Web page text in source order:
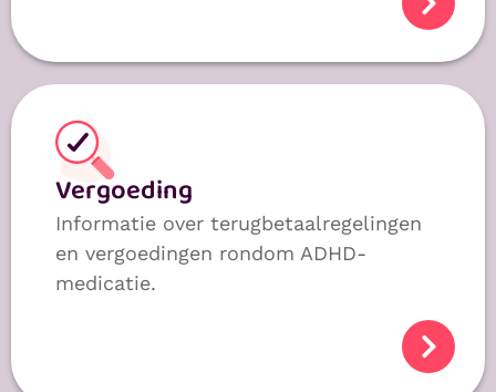
Vergoeding
Informatie over terugbetaalregelingen
en vergoedingen rondom ADHD-
medicatie.